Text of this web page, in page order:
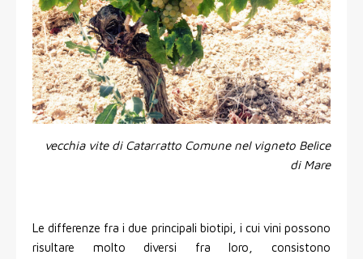
vecchia vite di Catarratto Comune nel vigneto Belìce
di Mare
Le differenze fra i due principali biotipi, i cui vini possono
risultare molto diversi fra loro, consistono